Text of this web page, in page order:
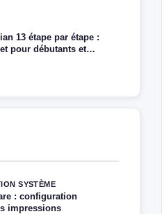
13 étape par étape :
pour débutants et
SYSTÈME
: configuration
impressions